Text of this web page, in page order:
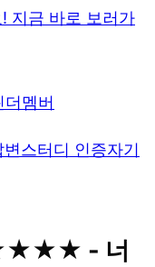
지금 바로 보러가
더멤버
스터디 인증자기
- 너